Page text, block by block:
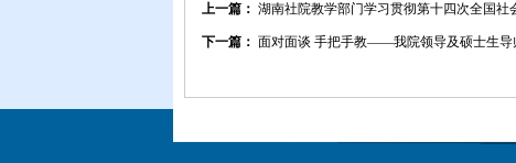
上一篇： 湖南社院教学部门学习贯彻第十四次全国社
下一篇： 面对面谈 手把手教——我院领导及硕士生导